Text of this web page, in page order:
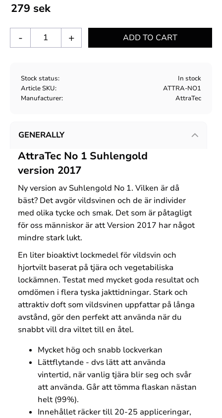
279 sek
+
-
Stock status
In stock
Article SKU
ATTRA-NO1
Manufacturer
AttraTec
GENERALLY
AttraTec No 1 Suhlengold
version 2017
Ny version av Suhlengold No 1. Vilken är då
bäst? Det avgör vildsvinen och de är individer
med olika tycke och smak. Det som är påtagligt
för oss människor är att Version 2017 har något
mindre stark lukt.
En liter bioaktivt lockmedel för vildsvin och
hjortvilt baserat på tjära och vegetabiliska
lockämnen. Testat med mycket goda resultat och
omdömen i flera tyska jakttidningar. Stark och
attraktiv doft som vildsvinen uppfattar på långa
avstånd, gör den perfekt att använda när du
snabbt vill dra viltet till en åtel.
Mycket hög och snabb lockverkan
Lättflytande - dvs lätt att använda
vintertid, när vanlig tjära blir seg och svår
att använda. Går att tömma flaskan nästan
helt (99%).
Innehållet räcker till 20-25 appliceringar,